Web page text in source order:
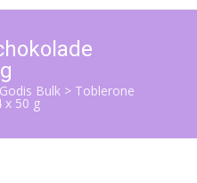
Bulk > Toblerone
x 50 g